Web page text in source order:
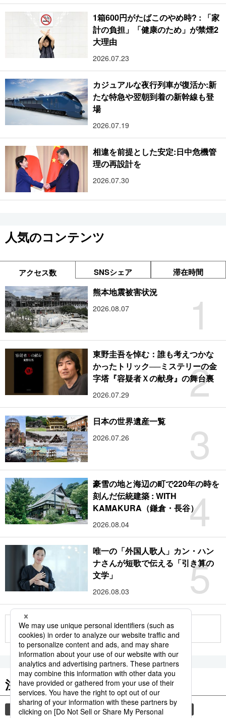
1箱600円がたばこのやめ時? : 「家
計の負担」「健康のため」が禁煙2
大理由
2026.07.23
カジュアルな夜行列車が復活か:新
たな特急や翌朝到着の新幹線も登
場
2026.07.19
相違を前提とした安定:日中危機管
理の再設計を
2026.07.30
人気のコンテンツ
アクセス数 SNSシェア 滞在時間
1
熊本地震被害状況
2026.08.07
2
東野圭吾を悼む：誰も考えつかな
かったトリック──ミステリーの金
字塔『容疑者Ｘの献身』の舞台裏
2026.07.29
3
日本の世界遺産一覧
2026.07.26
4
豪雪の地と海辺の町で220年の時を
刻んだ伝統建築 : WITH
KAMAKURA（鎌倉・長谷）
2026.08.04
5
唯一の「外国人歌人」カン・ハン
ナさんが短歌で伝える「引き算の
文学」
2026.08.03
もっと見る
注目のキーワード
共同通信ニュース 観光 気象・災害